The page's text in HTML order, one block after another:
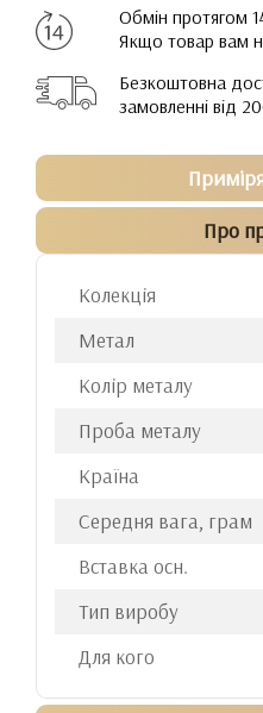
Обмін протягом
Якщо товар вам
Безкоштовна
замовленні від
Про
Колекція
Метал
Колір металу
Проба металу
Країна
Середня вага, грам
Вставка осн.
Тип виробу
Для кого